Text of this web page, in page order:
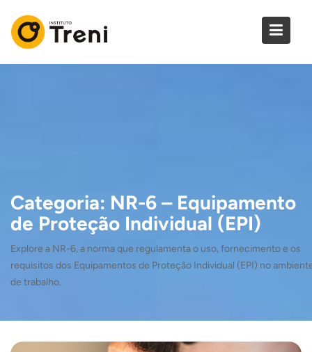
content
Categoria: NR-6 – Equipamento
de Proteção Individual (EPI)
Explore a NR-6, a norma que regulamenta o uso, fornecimento e os
requisitos dos Equipamentos de Proteção Individual (EPI) no
de trabalho.